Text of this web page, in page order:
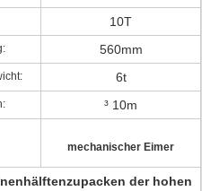
10T
560mm
6t
³ 10m
mechanischer Eimer
der hohen